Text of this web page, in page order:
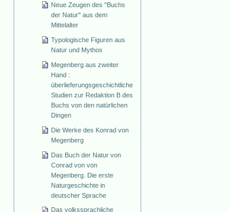
Neue Zeugen des "Buchs
der Natur" aus dem
Mittelalter
Typologische Figuren aus
Natur und Mythos
Megenberg aus zweiter
Hand :
überlieferungsgeschichtliche
Studien zur Redaktion B des
Buchs von den natürlichen
Dingen
Die Werke des Konrad von
Megenberg
Das Buch der Natur von
Conrad von von
Megenberg. Die erste
Naturgeschichte in
deutscher Sprache
Das volkssprachliche